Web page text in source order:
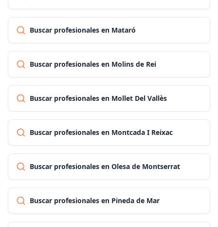
Buscar profesionales en Mataró
Buscar profesionales en Molins de Rei
Buscar profesionales en Mollet Del Vallès
Buscar profesionales en Montcada I Reixac
Buscar profesionales en Olesa de Montserrat
Buscar profesionales en Pineda de Mar